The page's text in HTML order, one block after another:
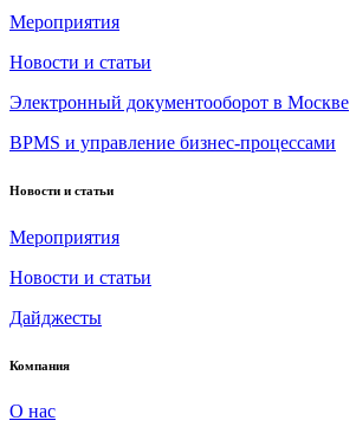
Мероприятия
Новости и статьи
Электронный документооборот в Москве
BPMS и управление бизнес-процессами
Новости и статьи
Мероприятия
Новости и статьи
Дайджесты
Компания
О нас